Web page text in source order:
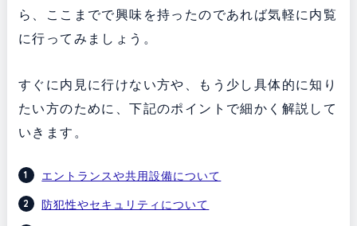
ら、ここまでで興味を持ったのであれば気軽に内覧
に行ってみましょう。
すぐに内見に行けない方や、もう少し具体的に知り
たい方のために、下記のポイントで細かく解説して
いきます。
エントランスや共用設備について
防犯性やセキュリティについて